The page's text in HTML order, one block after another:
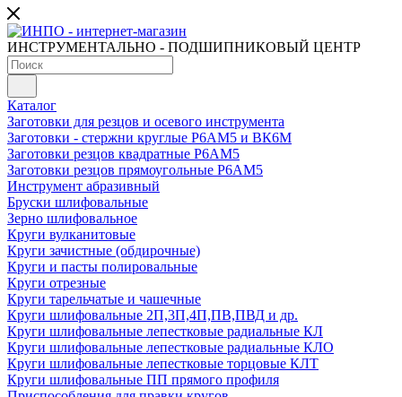
ИНСТРУМЕНТАЛЬНО - ПОДШИПНИКОВЫЙ ЦЕНТР
Каталог
Заготовки для резцов и осевого инструмента
Заготовки - стержни круглые Р6АМ5 и ВК6М
Заготовки резцов квадратные Р6АМ5
Заготовки резцов прямоугольные Р6АМ5
Инструмент абразивный
Бруски шлифовальные
Зерно шлифовальное
Круги вулканитовые
Круги зачистные (обдирочные)
Круги и пасты полировальные
Круги отрезные
Круги тарельчатые и чашечные
Круги шлифовальные 2П,3П,4П,ПВ,ПВД и др.
Круги шлифовальные лепестковые радиальные КЛ
Круги шлифовальные лепестковые радиальные КЛО
Круги шлифовальные лепестковые торцовые КЛТ
Круги шлифовальные ПП прямого профиля